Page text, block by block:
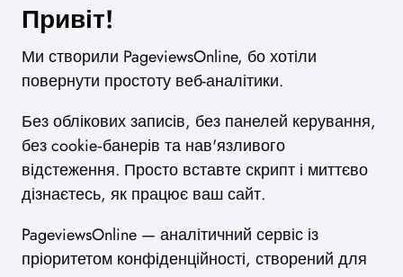
Привіт!
Ми створили PageviewsOnline, бо хотіли
повернути простоту веб-аналітики.
Без облікових записів, без панелей керування,
без cookie‑банерів та нав'язливого
відстеження. Просто вставте скрипт і миттєво
дізнаєтесь, як працює ваш сайт.
PageviewsOnline — аналітичний сервіс із
пріоритетом конфіденційності, створений для